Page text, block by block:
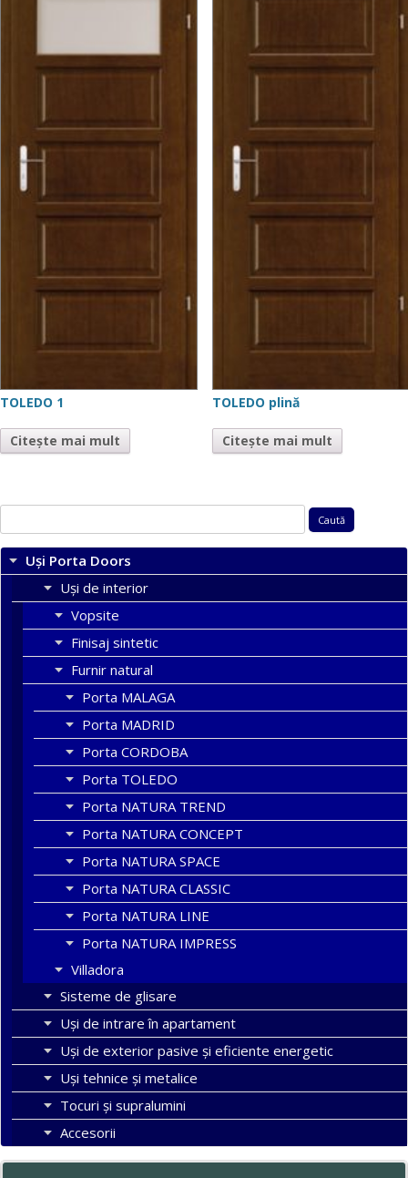
TOLEDO 1
Citește mai mult
TOLEDO plină
Citește mai mult
după:
Uși Porta Doors
Uși de interior
Vopsite
Finisaj sintetic
Furnir natural
Porta MALAGA
Porta MADRID
Porta CORDOBA
Porta TOLEDO
Porta NATURA TREND
Porta NATURA CONCEPT
Porta NATURA SPACE
Porta NATURA CLASSIC
Porta NATURA LINE
Porta NATURA IMPRESS
Villadora
Sisteme de glisare
Uși de intrare în apartament
Uşi de exterior pasive şi eficiente energetic
Uși tehnice și metalice
Tocuri şi supralumini
Accesorii